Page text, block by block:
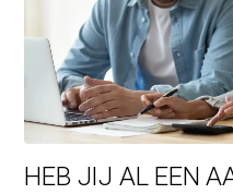
HEB JIJ AL EEN